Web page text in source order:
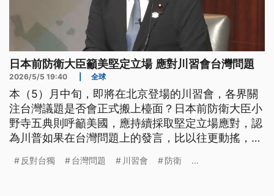
日本前防衛大臣籲美堅定立場 應對川習會台灣問題
2026/5/5 19:40 全球
本（5）月中旬，即將在北京登場的川習會，各界關
注台灣議題是否會正式搬上檯面？日本前防衛大臣小
野寺五典則呼籲美國，應持續採取堅定立場應對，認
為川普如果在台灣問題上的發言，比以往更動搖，將
台論述，北京在對台軍售等實質政策上，更希望美國
反對台獨 台灣問題 川習會 防衛 ...